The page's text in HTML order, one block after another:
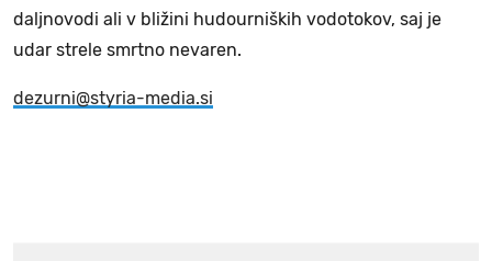
daljnovodi ali v bližini hudourniških vodotokov, saj je
udar strele smrtno nevaren.
dezurni@styria-media.si